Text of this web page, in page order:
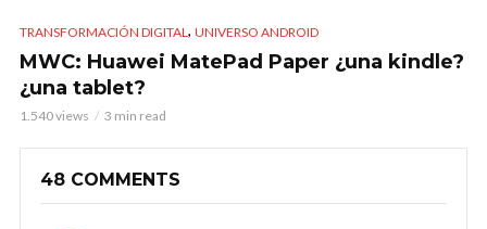
TRANSFORMACIÓN DIGITAL , UNIVERSO ANDROID
MWC: Huawei MatePad Paper ¿una kindle?
¿una tablet?
1.540 views 3 min read
48 COMMENTS